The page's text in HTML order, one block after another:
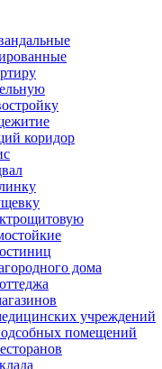
коридор
дома
учреждений
помещений